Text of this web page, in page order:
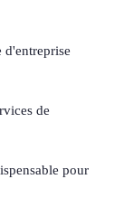
d'entreprise
de
pour